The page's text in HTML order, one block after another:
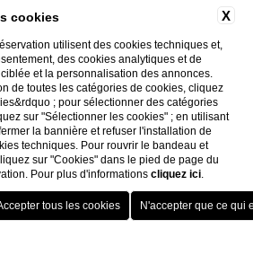
aux Hôtels ITI
Cervo - Colonna Resort
- Grand Hotel Colonna Capo Testa
VANTAGGI PRENOTA
X
cookies
utilisent des cookies techniques et,
des cookies analytiques et de
et la personnalisation des annonces.
de toutes les catégories de cookies, cliquez
; pour sélectionner des catégories
sur "Sélectionner les cookies" ; en utilisant
la bannière et refuser l'installation de
techniques. Pour rouvrir le bandeau et
sur "Cookies" dans le pied de page du
Pour plus d'informations cliquez ici.